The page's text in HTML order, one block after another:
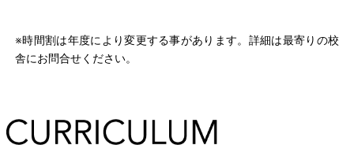
※時間割は年度により変更する事があります。詳細は最寄りの校
舎にお問合せください。